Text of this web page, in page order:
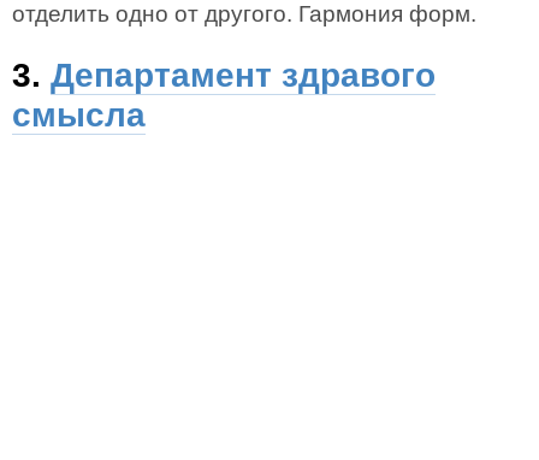
отделить одно от другого. Гармония форм.
3. Департамент здравого
смысла